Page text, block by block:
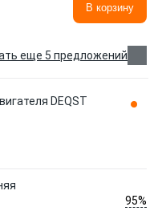
В корзину
еще 5 предложений
DEQST
95%